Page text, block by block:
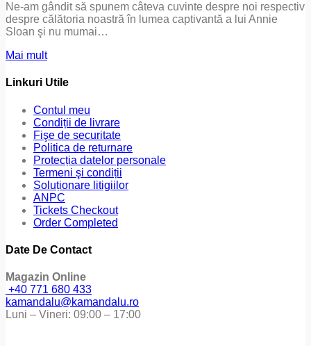
Ne-am gândit să spunem câteva cuvinte despre noi respectiv
despre călătoria noastră în lumea captivantă a lui Annie
Sloan şi nu mumai…
Mai mult
Linkuri Utile
Contul meu
Condiții de livrare
Fişe de securitate
Politica de returnare
Protecția datelor personale
Termeni şi condiții
Soluționare litigiilor
ANPC
Tickets Checkout
Order Completed
Date De Contact
Magazin Online
+40 771 680 433
kamandalu@kamandalu.ro
Luni – Vineri: 09:00 – 17:00